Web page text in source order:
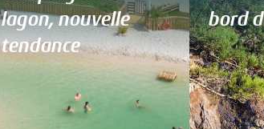
lagon, nouvelle
tendance
bord